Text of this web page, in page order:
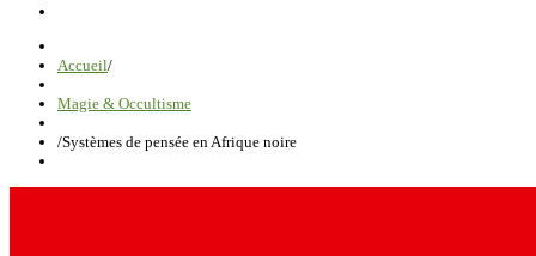
Accueil/
Magie & Occultisme
/Systèmes de pensée en Afrique noire